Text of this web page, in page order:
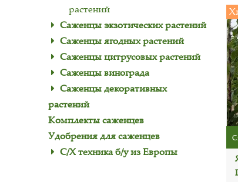
растений
Саженцы экзотических растений
Саженцы ягодных растений
Саженцы цитрусовых растений
Саженцы винограда
Саженцы декоративных
растений
Комплекты саженцев
Удобрения для саженцев
С/Х техника б/у из Европы